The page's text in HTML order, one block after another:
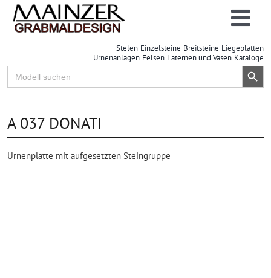
Zum
Inhalt
springen
Stelen Einzelsteine Breitsteine Liegeplatten
Urnenanlagen Felsen Laternen und Vasen Kataloge
Search
for:
Search Button
A 037 DONATI
Urnenplatte mit aufgesetzten Steingruppe